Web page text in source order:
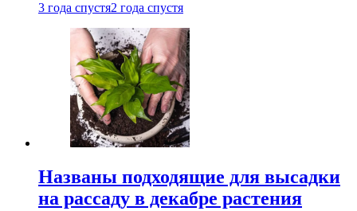
3 года спустя2 года спустя
Названы подходящие для высадки
на рассаду в декабре растения